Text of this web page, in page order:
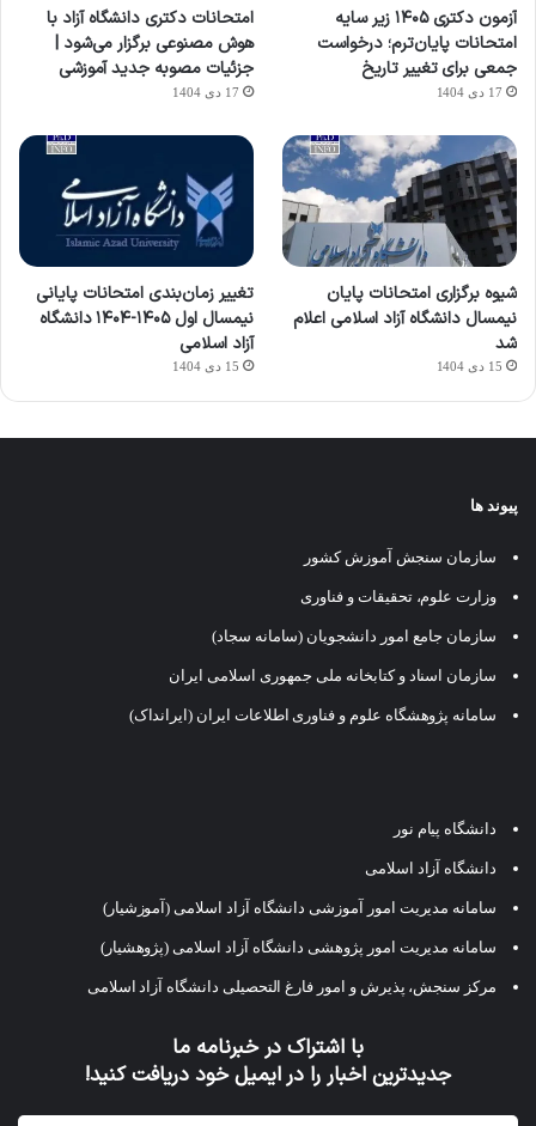
آزمون دکتری ۱۴۰۵ زیر سایه
امتحانات پایان‌ترم؛ درخواست
جمعی برای تغییر تاریخ
17 دی 1404
امتحانات دکتری دانشگاه آزاد با
هوش مصنوعی برگزار می‌شود |
جزئیات مصوبه جدید آموزشی
17 دی 1404
شیوه برگزاری امتحانات پایان
نیمسال دانشگاه آزاد اسلامی اعلام
شد
15 دی 1404
تغییر زمان‌بندی امتحانات پایانی
نیمسال اول ۱۴۰۵-۱۴۰۴ دانشگاه
آزاد اسلامی
15 دی 1404
پیوند ها
سازمان سنجش آموزش کشور
وزارت علوم، تحقیقات و فناوری
سازمان جامع امور دانشجویان (سامانه سجاد)
سازمان اسناد و کتابخانه ملی جمهوری اسلامی ایران
سامانه پژوهشگاه علوم و فناوری اطلاعات ایران (ایرانداک)
دانشگاه پیام نور
دانشگاه آزاد اسلامی
سامانه مدیریت امور آموزشی دانشگاه آزاد اسلامی (آموزشیار)
سامانه مدیریت امور پژوهشی دانشگاه آزاد اسلامی (پژوهشیار)
مرکز سنجش، پذیرش و امور فارغ التحصیلی دانشگاه آزاد اسلامی
با اشتراک در خبرنامه ما
جدیدترین اخبار را در ایمیل خود دریافت کنید!